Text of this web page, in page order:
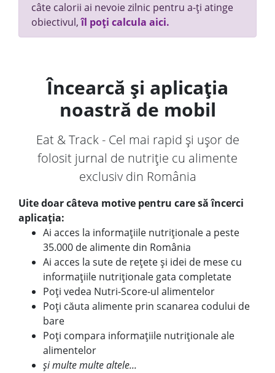
câte calorii ai nevoie zilnic pentru a-ți atinge
obiectivul,îl poți calcula aici.
Încearcă și aplicația
noastră de mobil
Eat & Track - Cel mai rapid și ușor de
folosit jurnal de nutriție cu alimente
exclusiv din România
Uite doar câteva motive pentru care să încerci
aplicația:
Ai acces la informațiile nutriționale a peste
35.000 de alimente din România
Ai acces la sute de rețete și idei de mese cu
informațiile nutriționale gata completate
Poți vedea Nutri-Score-ul alimentelor
Poți căuta alimente prin scanarea codului de
bare
Poți compara informațiile nutriționale ale
alimentelor
și multe multe altele...